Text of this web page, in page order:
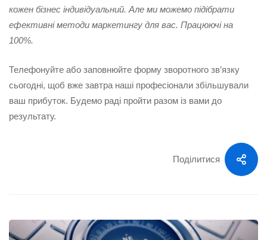
кожен бізнес індивідуальний. Але ми можемо підібрати
ефективні методи маркетингу для вас. Працюючі на
100%.
Телефонуйте або заповнюйте форму зворотного зв’язку
сьогодні, щоб вже завтра наші професіонали збільшували
ваш прибуток. Будемо раді пройти разом із вами до
результату.
Поділитися